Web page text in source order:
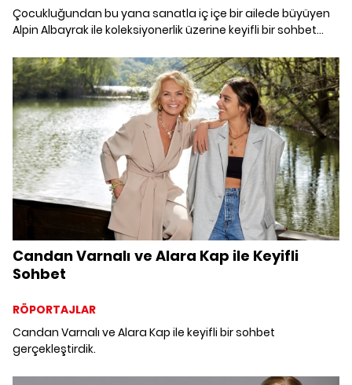
Çocukluğundan bu yana sanatla iç içe bir ailede büyüyen
Alpin Albayrak ile koleksiyonerlik üzerine keyifli bir sohbet
Candan Varnalı ve Alara Kap ile Keyifli
Sohbet
RÖPORTAJLAR
Candan Varnalı ve Alara Kap ile keyifli bir sohbet
gerçekleştirdik.